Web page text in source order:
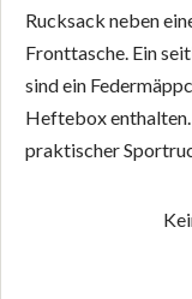
Rucksack neben
Fronttasche. Ein
sind ein
Heftebox
praktischer